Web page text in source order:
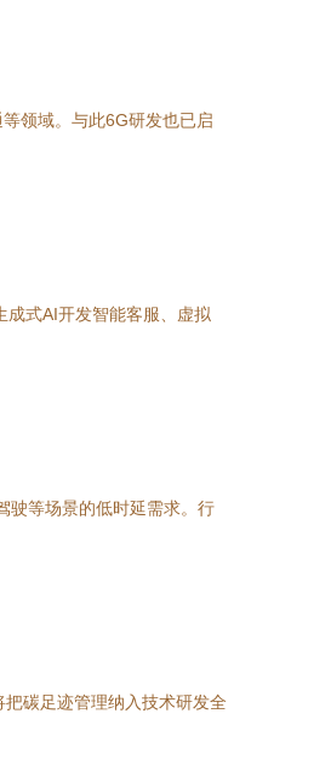
领域。与此6G研发也已启
成式AI开发智能客服、虚拟
驶等场景的低时延需求。行
碳足迹管理纳入技术研发全